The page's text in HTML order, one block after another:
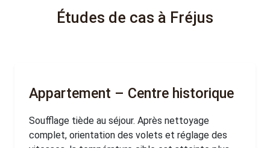
Études de cas à Fréjus
Appartement – Centre historique
Soufflage tiède au séjour. Après nettoyage
complet, orientation des volets et réglage des